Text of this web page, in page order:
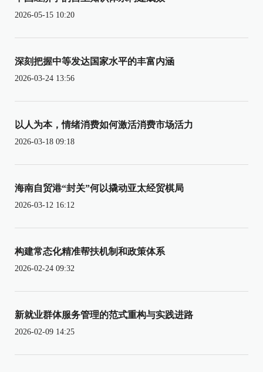
2026-05-15 10:20
深刻把握中等发达国家水平的丰富内涵
2026-03-24 13:56
以人为本，情绪消费如何激活消费市场活力
2026-03-18 09:18
海南自贸港“封关”何以撬动亚太经贸棋局
2026-03-12 16:12
构建常态化精准帮扶机制和政策体系
2026-02-24 09:32
新就业群体服务管理的范式重构与实践进路
2026-02-09 14:25